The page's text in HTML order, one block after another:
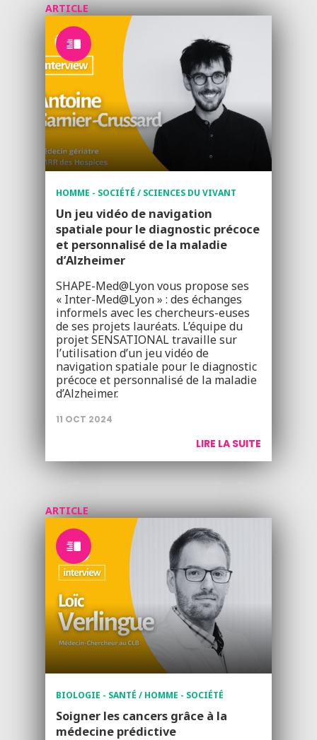
ARTICLE
HOMME - SOCIÉTÉ / SCIENCES DU VIVANT
Un jeu vidéo de navigation
spatiale pour le diagnostic précoce
et personnalisé de la maladie
d’Alzheimer
SHAPE-Med@Lyon vous propose ses
« Inter-Med@Lyon » : des échanges
informels avec les chercheurs-euses
de ses projets lauréats. L’équipe du
projet SENSATIONAL travaille sur
l’utilisation d’un jeu vidéo de
navigation spatiale pour le diagnostic
précoce et personnalisé de la maladie
d’Alzheimer.
11 OCT 2024
LIRE LA SUITE
ARTICLE
BIOLOGIE - SANTÉ / HOMME - SOCIÉTÉ
Soigner les cancers grâce à la
médecine prédictive